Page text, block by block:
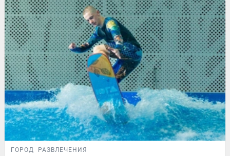
ГОРОД РАЗВЛЕЧЕНИЯ